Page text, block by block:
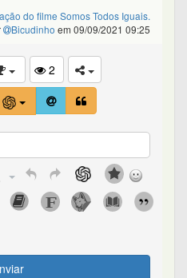
do filme Somos Todos Iguais.
Bicudinho em 09/09/2021 09:25
2